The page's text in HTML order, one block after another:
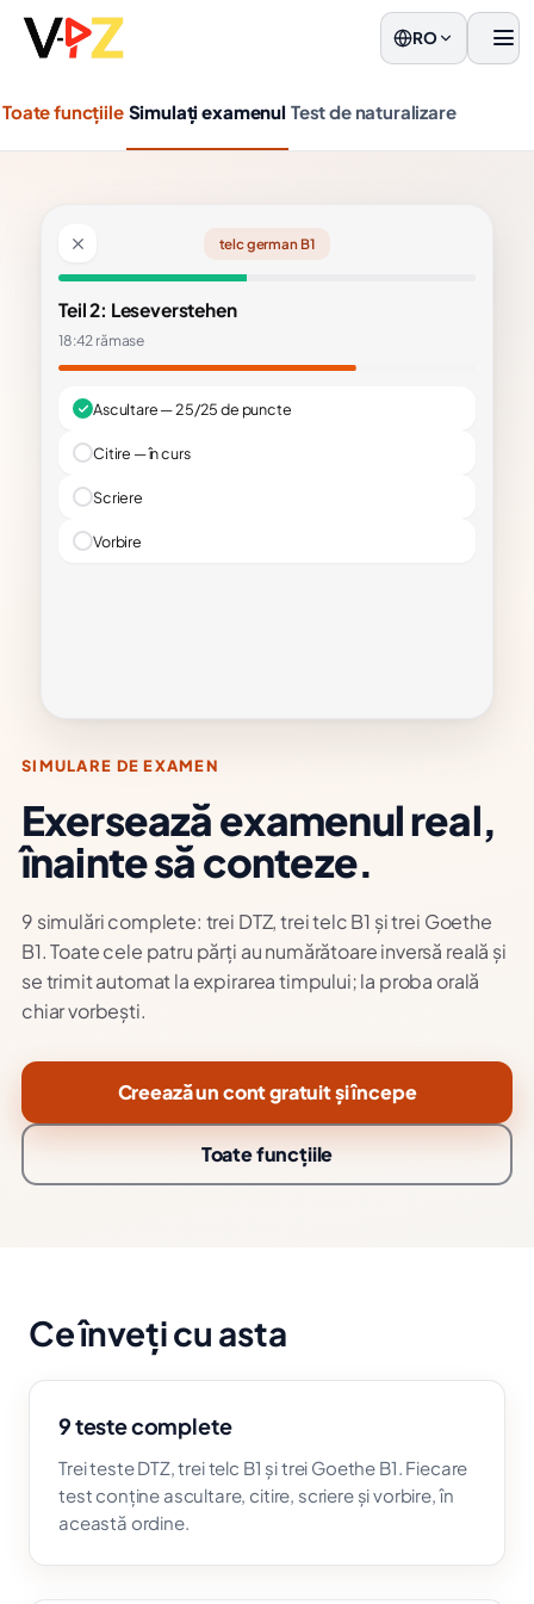
RO
Toate funcțiile Simulați examenul Test de naturalizare
SIMULARE DE EXAMEN
Exersează examenul real,
înainte să conteze.
9 simulări complete: trei DTZ, trei telc B1 și trei Goethe
B1. Toate cele patru părți au numărătoare inversă reală și
se trimit automat la expirarea timpului; la proba orală
chiar vorbești.
Creează un cont gratuit și începe
Toate funcțiile
telc german B1
Teil 2: Leseverstehen
18:42 rămase
Ascultare — 25/25 de puncte
Citire — în curs
Scriere
Vorbire
Ce înveți cu asta
9 teste complete
Trei teste DTZ, trei telc B1 și trei Goethe B1. Fiecare
test conține ascultare, citire, scriere și vorbire, în
această ordine.